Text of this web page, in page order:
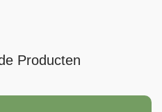
Producten